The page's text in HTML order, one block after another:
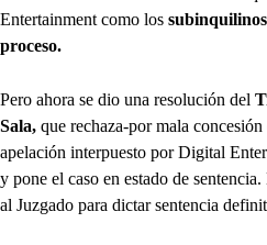
Entertainment como los subinquilinos
proceso.
Pero ahora se dio una resolución del
Sala, que rechaza-por mala
apelación interpuesto por Digital
y pone el caso en estado de
al Juzgado para dictar sentencia